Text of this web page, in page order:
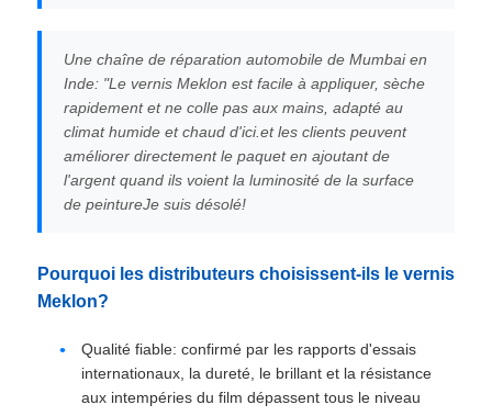
Une chaîne de réparation automobile de Mumbai en
Inde: "Le vernis Meklon est facile à appliquer, sèche
rapidement et ne colle pas aux mains, adapté au
climat humide et chaud d'ici.et les clients peuvent
améliorer directement le paquet en ajoutant de
l'argent quand ils voient la luminosité de la surface
de peintureJe suis désolé!
Pourquoi les distributeurs choisissent-ils le vernis
Meklon?
Qualité fiable: confirmé par les rapports d'essais
internationaux, la dureté, le brillant et la résistance
aux intempéries du film dépassent tous le niveau